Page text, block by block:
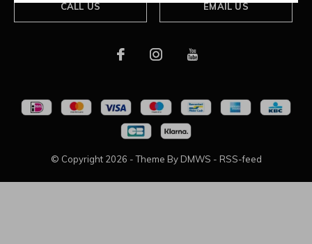
CALL US EMAIL US
© Copyright 2026 - Theme By DMWS - RSS-feed